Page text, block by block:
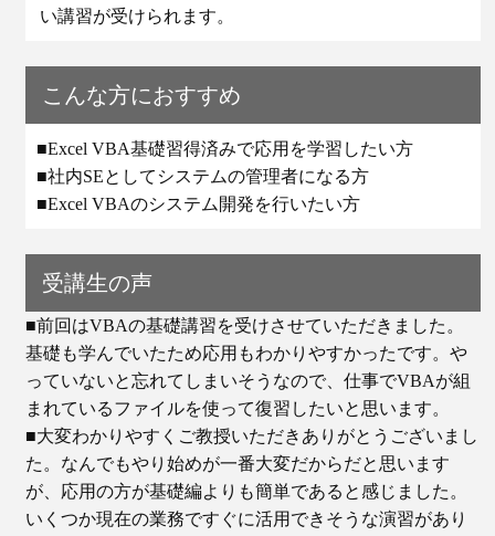
い講習が受けられます。
こんな方におすすめ
■Excel VBA基礎習得済みで応用を学習したい方
■社内SEとしてシステムの管理者になる方
■Excel VBAのシステム開発を行いたい方
受講生の声
■前回はVBAの基礎講習を受けさせていただきました。
基礎も学んでいたため応用もわかりやすかったです。や
っていないと忘れてしまいそうなので、仕事でVBAが組
まれているファイルを使って復習したいと思います。
■大変わかりやすくご教授いただきありがとうございまし
た。なんでもやり始めが一番大変だからだと思います
が、応用の方が基礎編よりも簡単であると感じました。
いくつか現在の業務ですぐに活用できそうな演習があり